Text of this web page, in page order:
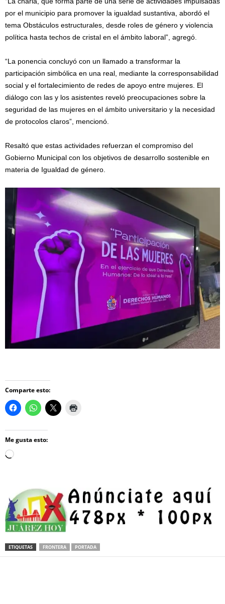
por el municipio para promover la igualdad sustantiva, abordó el
tema Obstáculos estructurales, desde roles de género y violencia
política hasta techos de cristal en el ámbito laboral”, agregó.
“La ponencia concluyó con un llamado a transformar la
participación simbólica en una real, mediante la corresponsabilidad
social y el fortalecimiento de redes de apoyo entre mujeres. El
diálogo con las y los asistentes reveló preocupaciones sobre la
seguridad de las mujeres en el ámbito universitario y la necesidad
de protocolos claros”, mencionó.
Resaltó que estas actividades refuerzan el compromiso del
Gobierno Municipal con los objetivos de desarrollo sostenible en
materia de Igualdad de género.
Comparte esto:
Me gusta esto:
Loading…
ETIQUETAS FRONTERA PORTADA